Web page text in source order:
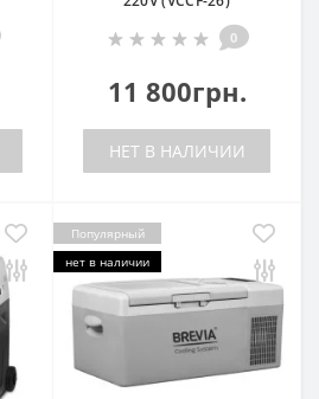
0
11 800грн.
НЕТ В НАЛИЧИИ
Популярный
нет в наличии